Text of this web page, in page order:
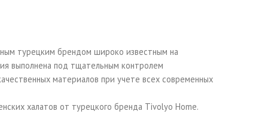
турецким брендом широко известным на
выполнена под тщательным контролем
материалов при учете всех современных
халатов от турецкого бренда Tivolyo Home.